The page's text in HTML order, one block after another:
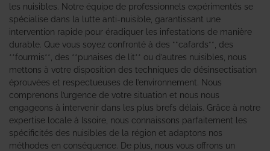
les nuisibles. Notre équipe de professionnels expérimentés se
spécialise dans la lutte anti-nuisible, garantissant une
intervention rapide pour éradiquer les infestations de manière
durable. Que vous soyez confronté à des **cafards**, des
**fourmis**, des **punaises de lit** ou d’autres nuisibles, nous
mettons à votre disposition des techniques de désinsectisation
éprouvées et respectueuses de l’environnement. Nous
comprenons l’urgence de votre situation et nous nous
engageons à intervenir dans les plus brefs délais. Grâce à notre
expertise locale à Issoire, nous connaissons parfaitement les
spécificités des nuisibles de la région et adaptons nos
méthodes en conséquence. De plus, nous vous offrons un